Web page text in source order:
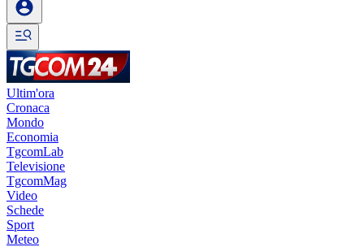
Ultim'ora
Cronaca
Mondo
Economia
TgcomLab
Televisione
TgcomMag
Video
Schede
Sport
Meteo